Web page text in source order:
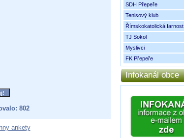
802
ankety
SDH Přepeře
Tenisový klub
Římskokatolická farnost
TJ Sokol
Myslivci
FK Přepeře
Infokanál obce